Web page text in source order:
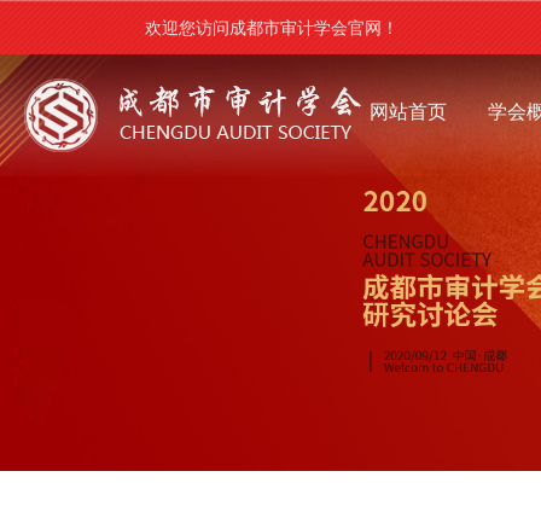
欢迎您访问成都市审计学会官网！
网站首页 学会